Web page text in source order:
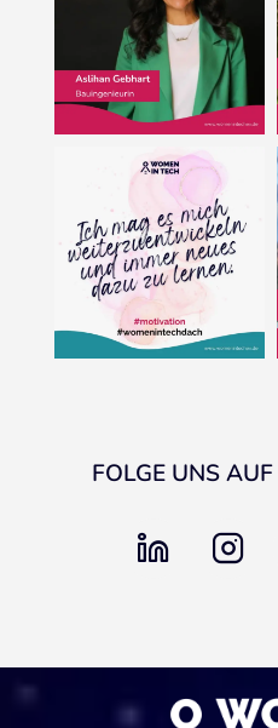
FOLGE UNS
linkedin